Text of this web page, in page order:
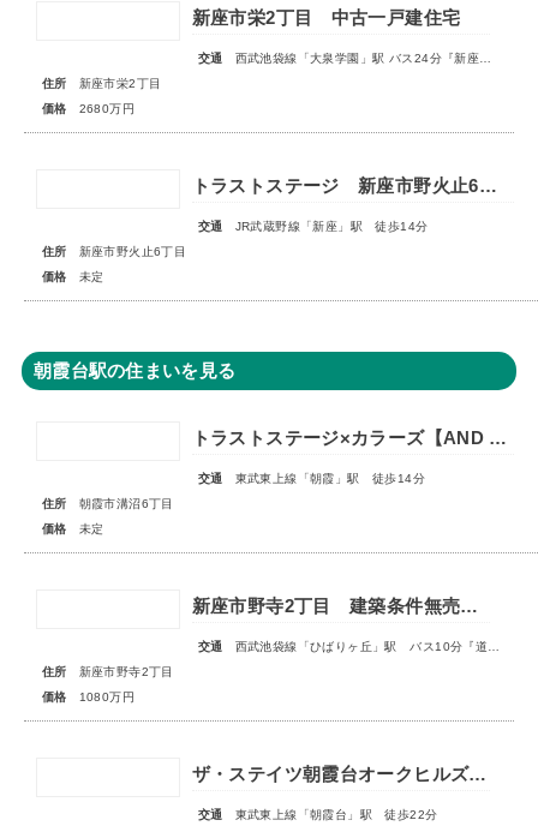
新座市栄2丁目 中古一戸建住宅
交通
西武池袋線「大泉学園」駅 バス24分『新座栄』停歩3分
住所
新座市栄2丁目
価格
2680万円
トラストステージ 新座市野火止6丁目41期 全19棟■販売予告■◆第4期 最終分譲 スマイルハウスプロジェクト特別仕様 全3棟◆
交通
JR武蔵野線「新座」駅 徒歩14分
住所
新座市野火止6丁目
価格
未定
朝霞台駅の住まいを見る
トラストステージ×カラーズ【AND PLUS】朝霞市溝沼6丁目22期 全2棟◇販売予告◇
交通
東武東上線「朝霞」駅 徒歩14分
住所
朝霞市溝沼6丁目
価格
未定
新座市野寺2丁目 建築条件無売地 全1区画
交通
西武池袋線「ひばりヶ丘」駅 バス10分『道場』停歩4分
住所
新座市野寺2丁目
価格
1080万円
ザ・ステイツ朝霞台オークヒルズ 1階部分
交通
東武東上線「朝霞台」駅 徒歩22分